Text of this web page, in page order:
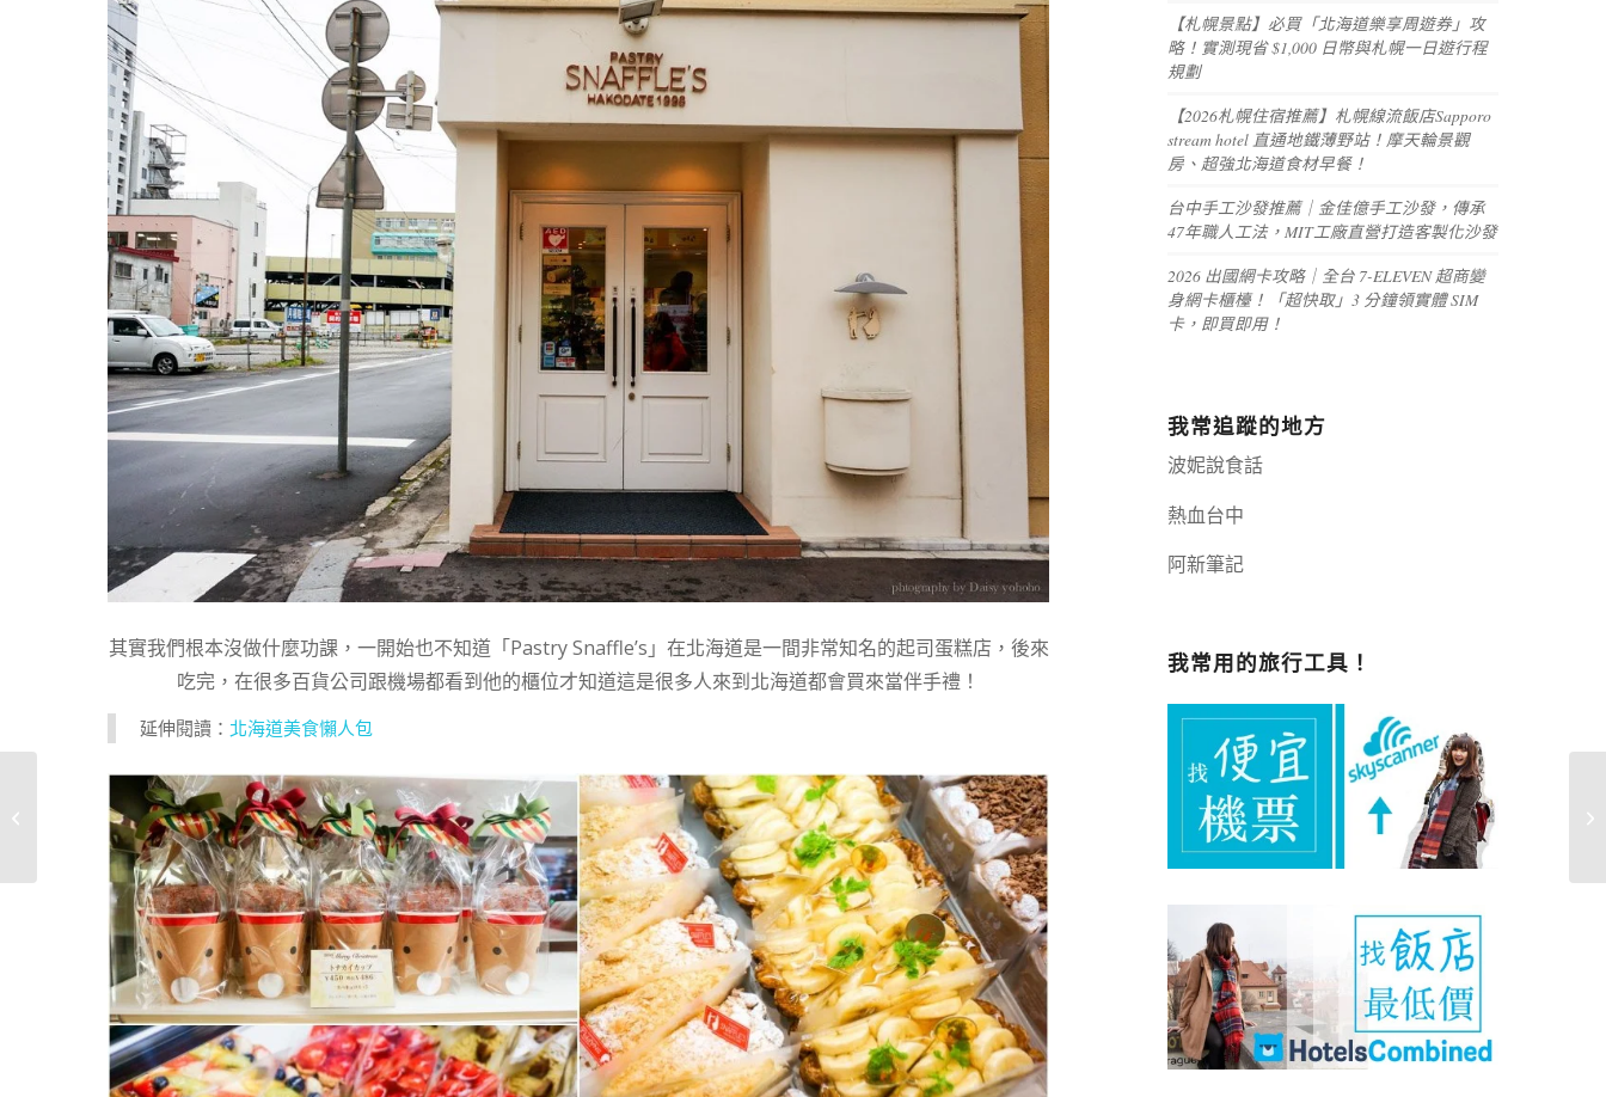
其實我們根本沒做什麼功課，一開始也不知道「Pastry Snaffle’s」在北海道是一間非常知名的起司蛋糕店，後來
吃完，在很多百貨公司跟機場都看到他的櫃位才知道這是很多人來到北海道都會買來當伴手禮！
延伸閱讀： 北海道美食懶人包
【札幌景點】必買「北海道樂享周遊券」攻
略！實測現省 $1,000 日幣與札幌一日遊行程
規劃
【2026札幌住宿推薦】札幌線流飯店Sapporo
stream hotel 直通地鐵薄野站！摩天輪景觀
房、超強北海道食材早餐！
台中手工沙發推薦｜金佳億手工沙發，傳承
47年職人工法，MIT工廠直營打造客製化沙發
2026 出國網卡攻略｜全台 7-ELEVEN 超商變
身網卡櫃檯！「超快取」3 分鐘領實體 SIM
卡，即買即用！
我常追蹤的地方
波妮說食話
熱血台中
阿新筆記嘉義+1 | 嘉義加一
我常用的旅行工具！
【板橋美食】巴克斯美
式小館 BOX Diner・聖
誕套餐、新埔�...